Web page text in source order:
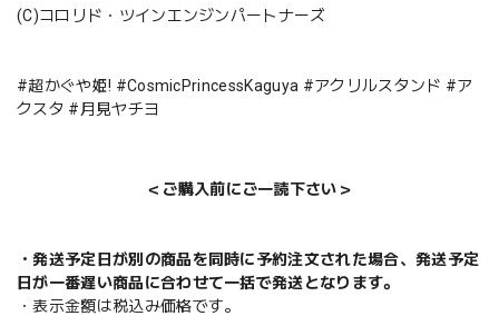
(C)コロリド・ツインエンジンパートナーズ
#超かぐや姫! #CosmicPrincessKaguya #アクリルスタンド #ア
クスタ #月見ヤチヨ
＜ご購入前にご一読下さい＞
・発送予定日が別の商品を同時に予約注文された場合、発送予定
日が一番遅い商品に合わせて一括で発送となります。
・表示金額は税込み価格です。